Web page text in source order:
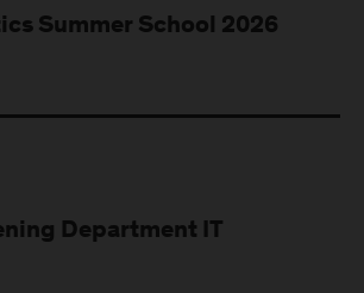
Summer School 2026
Department IT